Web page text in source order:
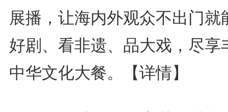
展播，让海内外观众不出门就
好剧、看非遗、品大戏，尽享
中华文化大餐。
【详情】